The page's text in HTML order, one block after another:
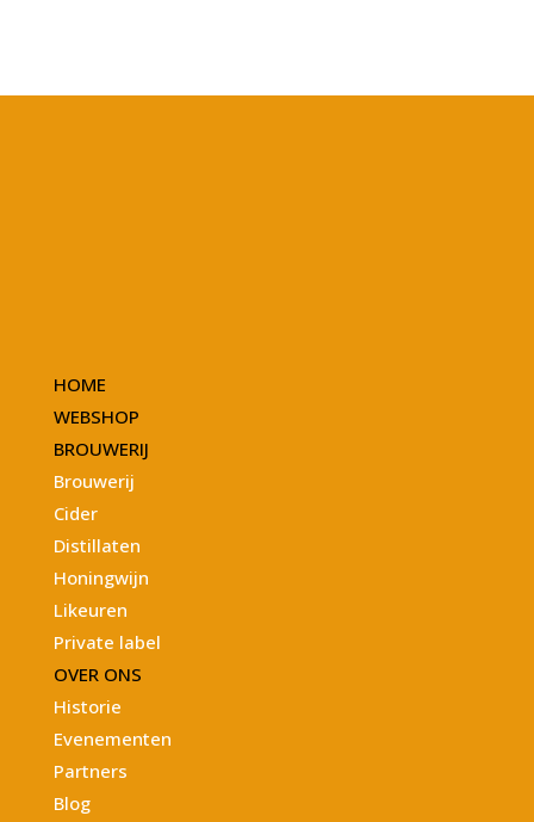
HOME
WEBSHOP
BROUWERIJ
Brouwerij
Cider
Distillaten
Honingwijn
Likeuren
Private label
OVER ONS
Historie
Evenementen
Partners
Blog